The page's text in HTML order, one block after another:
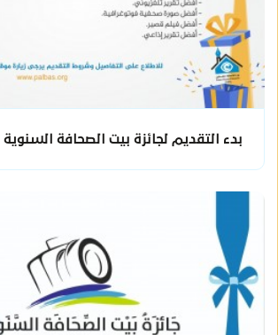
بدء التقديم لجائزة بيت الصحافة السنوية 2018